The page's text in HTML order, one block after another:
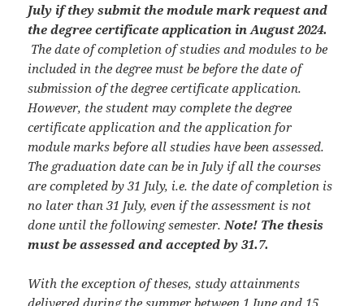
July if they submit the module mark request and
the degree certificate application in August 2024.
The date of completion of studies and modules to be
included in the degree must be before the date of
submission of the degree certificate application.
However, the student may complete the degree
certificate application and the application for
module marks before all studies have been assessed.
The graduation date can be in July if all the courses
are completed by 31 July, i.e. the date of completion is
no later than 31 July, even if the assessment is not
done until the following semester.​​​ Note! The thesis
must be assessed and accepted by 31.7.​
With the exception of theses, study attainments
delivered during the summer between 1 June and 15